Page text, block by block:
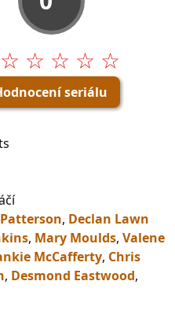
☆ ☆ ☆ ☆ ☆
seriálu
, Declan Lawn
, Mary Moulds, Valene
McCafferty, Chris
, Desmond Eastwood,